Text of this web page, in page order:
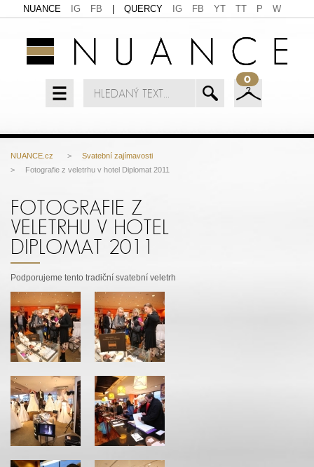
NUANCE IG FB QUERCY IG FB YT TT P W
0
NUANCE.cz > Svatební zajímavosti
> Fotografie z veletrhu v hotel Diplomat 2011
FOTOGRAFIE Z
VELETRHU V HOTEL
DIPLOMAT 2011
Podporujeme tento tradiční svatební veletrh